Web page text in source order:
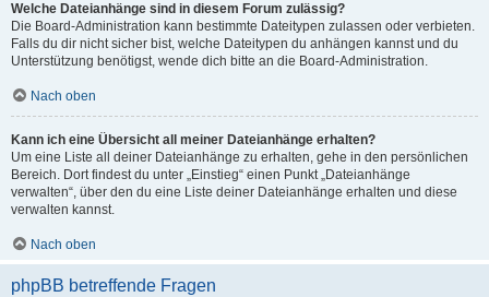
Welche Dateianhänge sind in diesem Forum zulässig?
Die Board-Administration kann bestimmte Dateitypen zulassen oder verbieten.
Falls du dir nicht sicher bist, welche Dateitypen du anhängen kannst und du
Unterstützung benötigst, wende dich bitte an die Board-Administration.
Nach oben
Kann ich eine Übersicht all meiner Dateianhänge erhalten?
Um eine Liste all deiner Dateianhänge zu erhalten, gehe in den persönlichen
Bereich. Dort findest du unter „Einstieg“ einen Punkt „Dateianhänge
verwalten“, über den du eine Liste deiner Dateianhänge erhalten und diese
verwalten kannst.
Nach oben
phpBB betreffende Fragen